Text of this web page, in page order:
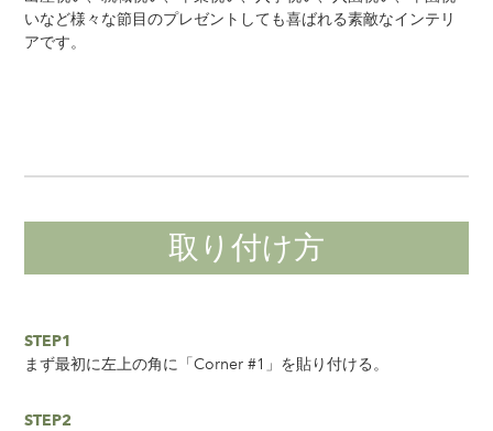
いなど様々な節目のプレゼントしても喜ばれる素敵なインテリ
アです。
取り付け方
STEP1
まず最初に左上の角に「Corner #1」を貼り付ける。
STEP2